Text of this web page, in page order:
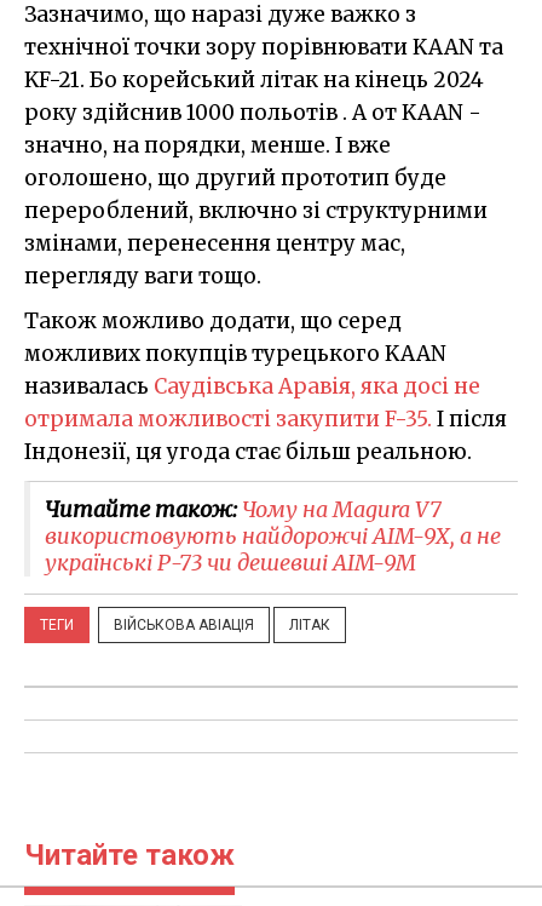
Зазначимо, що наразі дуже важко з
технічної точки зору порівнювати KAAN та
KF-21. Бо корейський літак на кінець 2024
року здійснив 1000 польотів . А от KAAN -
значно, на порядки, менше. І вже
оголошено, що другий прототип буде
перероблений, включно зі структурними
змінами, перенесення центру мас,
перегляду ваги тощо.
Також можливо додати, що серед
можливих покупців турецького KAAN
називалась Саудівська Аравія, яка досі не
отримала можливості закупити F-35. І після
Індонезії, ця угода стає більш реальною.
Читайте також:Чому на Magura V7
використовують найдорожчі AIM-9X, а не
українські Р-73 чи дешевші AIM-9M
ТЕГИ ВІЙСЬКОВА АВІАЦІЯ ЛІТАК
Читайте також